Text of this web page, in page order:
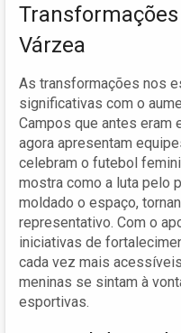
Várzea
As transformações nos
significativas com o
Campos que antes eram
agora apresentam
celebram o futebol
mostra como a luta pelo
moldado o espaço,
representativo. Com o
iniciativas de
cada vez mais
meninas se sintam à
esportivas.